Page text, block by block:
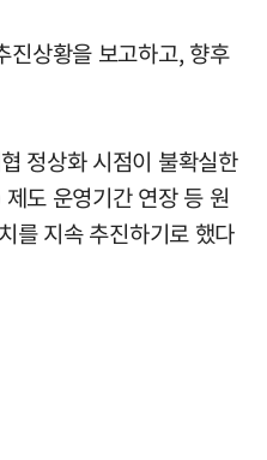
진상황을 보고하고, 향후
정상화 시점이 불확실한
도 운영기간 연장 등 원
를 지속 추진하기로 했다